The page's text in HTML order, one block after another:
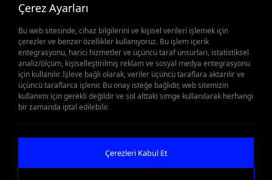
Yedek Parçalar Önemli
Olduğunda
Çerez Ayarları
Bu web sitesinde, cihaz bilgilerini ve kişisel verileri işlemek için
çerezler ve benzer özellikler kullanıyoruz. Bu işlem içerik
entegrasyonu, harici hizmetler ve üçüncü taraf unsurları, istatistiksel
analiz/ölçüm, kişiselleştirilmiş reklam ve sosyal medya entegrasyonu
için kullanılır. İşleve bağlı olarak, veriler üçüncü taraflara aktarılır ve
üçüncü taraflarca işlenir. Bu onay isteğe bağlıdır, web sitemizin
kullanımı için gerekli değildir ve sol alttaki simge kullanılarak herhangi
bir zamanda iptal edilebilir.
Çerezleri Kabul Et